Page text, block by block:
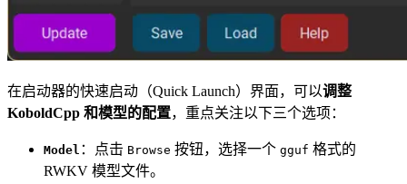
在启动器的快速启动（Quick Launch）界面，可以调整
KoboldCpp 和模型的配置，重点关注以下三个选项：
Model ：点击 Browse 按钮，选择一个 gguf 格式的
RWKV 模型文件。